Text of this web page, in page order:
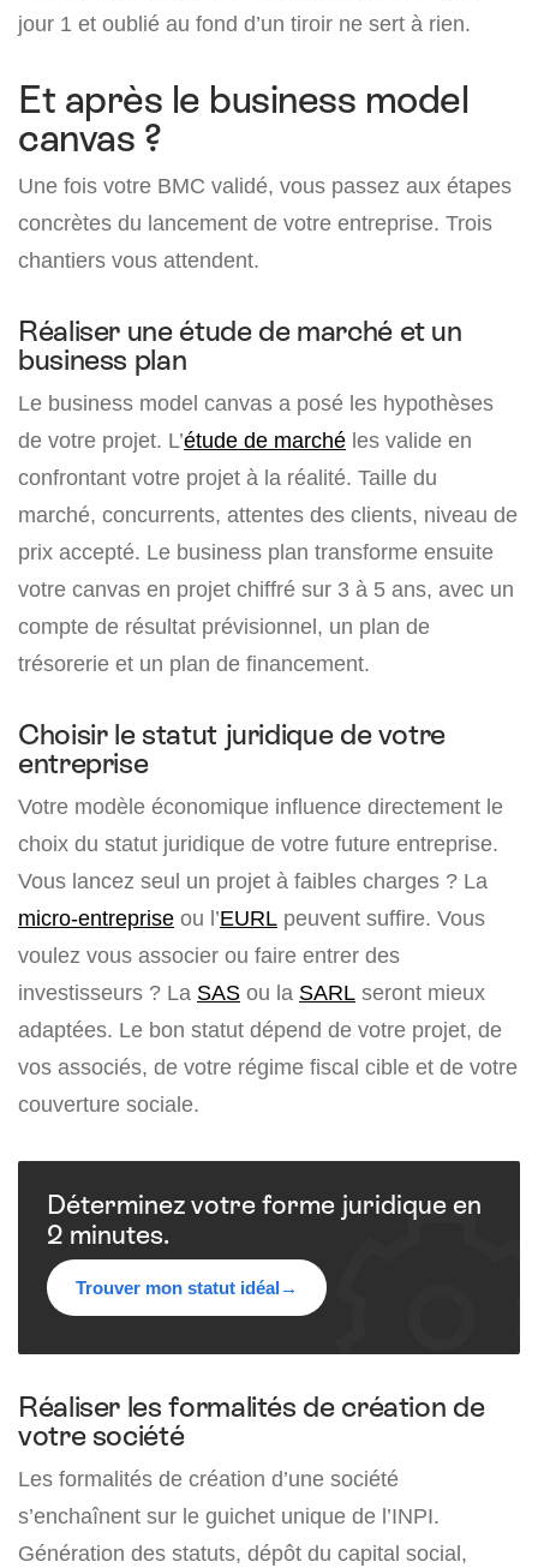
jour 1 et oublié au fond d’un tiroir ne sert à rien.
Et après le business model
canvas ?
Une fois votre BMC validé, vous passez aux étapes
concrètes du lancement de votre entreprise. Trois
chantiers vous attendent.
Réaliser une étude de marché et un
business plan
Le business model canvas a posé les hypothèses
de votre projet. L’étude de marché les valide en
confrontant votre projet à la réalité. Taille du
marché, concurrents, attentes des clients, niveau de
prix accepté. Le business plan transforme ensuite
votre canvas en projet chiffré sur 3 à 5 ans, avec un
compte de résultat prévisionnel, un plan de
trésorerie et un plan de financement.
Choisir le statut juridique de votre
entreprise
Votre modèle économique influence directement le
choix du statut juridique de votre future entreprise.
Vous lancez seul un projet à faibles charges ? La
micro-entreprise ou l’EURL peuvent suffire. Vous
voulez vous associer ou faire entrer des
investisseurs ? La SAS ou la SARL seront mieux
adaptées. Le bon statut dépend de votre projet, de
vos associés, de votre régime fiscal cible et de votre
couverture sociale.
Déterminez votre forme juridique en
2 minutes.
Trouver mon statut idéal→
Réaliser les formalités de création de
votre société
Les formalités de création d’une société
s’enchaînent sur le guichet unique de l’INPI.
Génération des statuts, dépôt du capital social,